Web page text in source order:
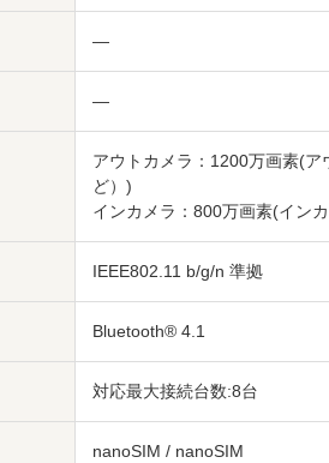
―
―
アウトカメラ：1200万画素(ア
ど）)
インカメラ：800万画素(イン
IEEE802.11 b/g/n 準拠
Bluetooth® 4.1
対応最大接続台数:8台
nanoSIM / nanoSIM